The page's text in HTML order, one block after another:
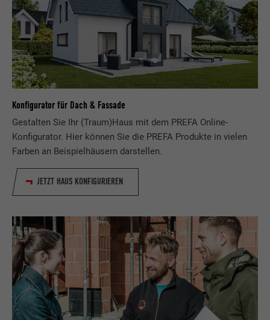
Konfigurator für Dach & Fassade
Gestalten Sie Ihr (Traum)Haus mit dem PREFA Online-
Konfigurator. Hier können Sie die PREFA Produkte in vielen
Farben an Beispielhäusern darstellen.
JETZT HAUS KONFIGURIEREN